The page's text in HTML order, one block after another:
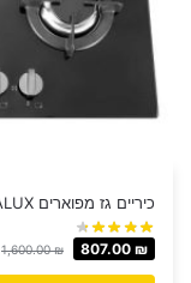
כיריים גז מפוארים LAVALUX דגם LAVABLA40
1,600.00₪ 807.00 ₪